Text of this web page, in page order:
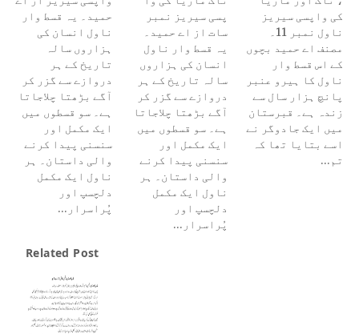
حمید۔ یہ قسط وار
ناول انسان کی
ہزاروں سالہ
تاریخ کے ہر
دروازے سے گزر کر
آگے بڑھتا چلاجاتا
ہے۔ سو قسطوں میں
ایک مکمل اور
سنسنی پیدا کرنے
والی داستان۔ ہر
ناول ایک مکمل
دلچسپ اور
پُراسرار…
Related Post
پسی سیریز نمبر
سات از اے حمید۔
یہ قسط وار ناول
انسان کی ہزاروں
سالہ تاریخ کے ہر
دروازے سے گزر کر
آگے بڑھتا چلاجاتا
ہے۔ سو قسطوں میں
ایک مکمل اور
سنسنی پیدا کرنے
والی داستان۔ ہر
ناول ایک مکمل
دلچسپ اور
پُراسرار…
کی واپسی سیریز
ناول نمبر 11۔
مصنف اے حمید بچوں
کے اس قسط وار
ناول کا ہیرو عنبر
پانچ ہزار سال سے
زندہ ہے۔ قبرستان
میں ایک جادوگر نے
اسے بتایا تھا کہ
تم…